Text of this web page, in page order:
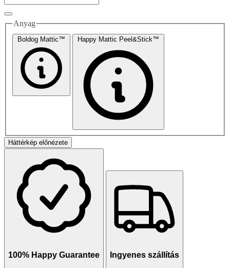
Anyag
Boldog Mattic™ Happy Mattic Peel&Stick™
Háttérkép előnézete
100% Happy Guarantee Ingyenes szállítás